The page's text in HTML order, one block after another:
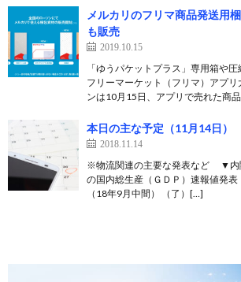
メルカリのフリマ商品発送用
も販売
2019.10.15
「ゆうパケットプラス」専用箱や
フリーマーケット（フリマ）アプ
ンは10月15日、アプリで売れた商
本日の主な予定（11月14日）
2018.11.14
※物流関連の主要な発表など ▼内
の国内総生産（ＧＤＰ）速報値発
（18年9月中間） （了）[…]